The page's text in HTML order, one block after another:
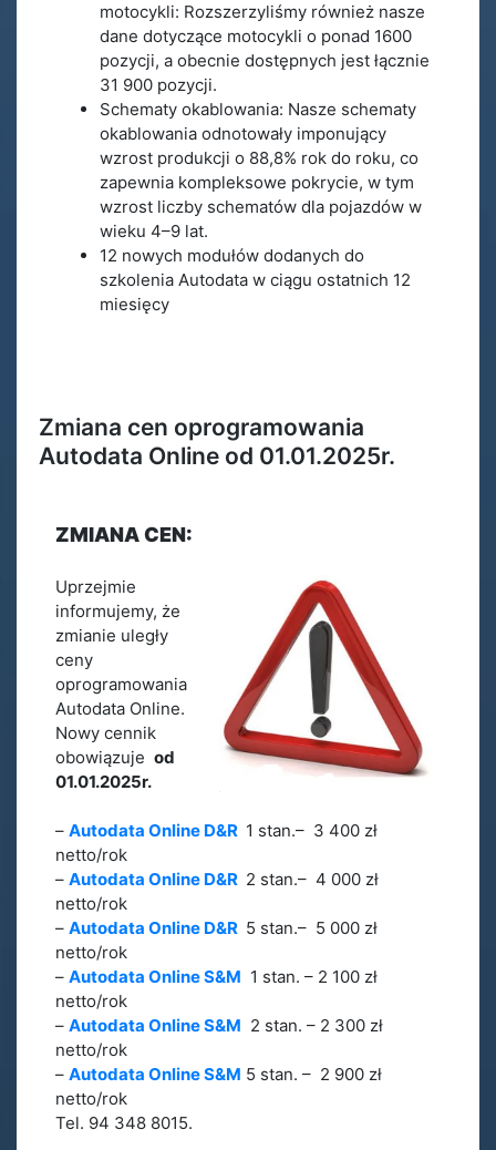
motocykli: Rozszerzyliśmy również nasze
dane dotyczące motocykli o ponad 1600
pozycji, a obecnie dostępnych jest łącznie
31 900 pozycji.
Schematy okablowania: Nasze schematy
okablowania odnotowały imponujący
wzrost produkcji o 88,8% rok do roku, co
zapewnia kompleksowe pokrycie, w tym
wzrost liczby schematów dla pojazdów w
wieku 4–9 lat.
12 nowych modułów dodanych do
szkolenia Autodata w ciągu ostatnich 12
miesięcy
Zmiana cen oprogramowania
Autodata Online od 01.01.2025r.
ZMIANA CEN:
Uprzejmie
informujemy, że
zmianie uległy
ceny
oprogramowania
Autodata Online.
Nowy cennik
obowiązuje od
01.01.2025r.
– Autodata Online D&R 1 stan.– 3 400 zł
netto/rok
– Autodata Online D&R 2 stan.– 4 000 zł
netto/rok
– Autodata Online D&R 5 stan.– 5 000 zł
netto/rok
– Autodata Online S&M 1 stan. – 2 100 zł
netto/rok
– Autodata Online S&M 2 stan. – 2 300 zł
netto/rok
– Autodata Online S&M 5 stan. – 2 900 zł
netto/rok
Tel. 94 348 8015.